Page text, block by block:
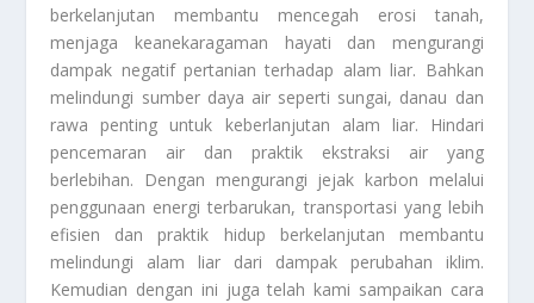
berkelanjutan membantu mencegah erosi tanah,
menjaga keanekaragaman hayati dan mengurangi
dampak negatif pertanian terhadap alam liar. Bahkan
melindungi sumber daya air seperti sungai, danau dan
rawa penting untuk keberlanjutan alam liar. Hindari
pencemaran air dan praktik ekstraksi air yang
berlebihan. Dengan mengurangi jejak karbon melalui
penggunaan energi terbarukan, transportasi yang lebih
efisien dan praktik hidup berkelanjutan membantu
melindungi alam liar dari dampak perubahan iklim.
Kemudian dengan ini juga telah kami sampaikan cara